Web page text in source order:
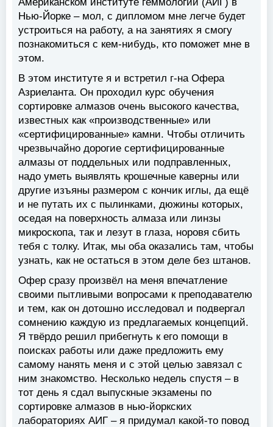
Нью-Йорке – мол, с дипломом мне легче будет
устроиться на работу, а на занятиях я смогу
познакомиться с кем-нибудь, кто поможет мне в
этом.
В этом институте я и встретил г-на Офера
Азриеланта. Он проходил курс обучения
сортировке алмазов очень высокого качества,
известных как «производственные» или
«сертифицированные» камни. Чтобы отличить
чрезвычайно дорогие сертифицированные
алмазы от поддельных или подправленных,
надо уметь выявлять крошечные каверны или
другие изъяны размером с кончик иглы, да ещё
и не путать их с пылинками, дюжины которых,
оседая на поверхность алмаза или линзы
микроскопа, так и лезут в глаза, норовя сбить
тебя с толку. Итак, мы оба оказались там, чтобы
узнать, как не остаться в этом деле без штанов.
Офер сразу произвёл на меня впечатление
своими пытливыми вопросами к преподавателю
и тем, как он дотошно исследовал и подвергал
сомнению каждую из предлагаемых концепций.
Я твёрдо решил прибегнуть к его помощи в
поисках работы или даже предложить ему
самому нанять меня и с этой целью завязал с
ним знакомство. Несколько недель спустя – в
тот день я сдал выпускные экзамены по
сортировке алмазов в нью-йоркских
лабораториях АИГ – я придумал какой-то повод